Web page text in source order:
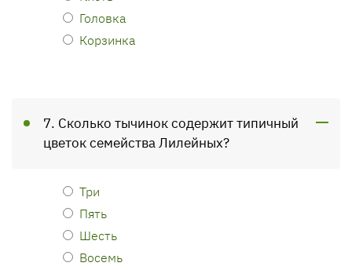
Головка
Корзинка
7. Сколько тычинок содержит типичный
цветок семейства Лилейных?
Три
Пять
Шесть
Восемь